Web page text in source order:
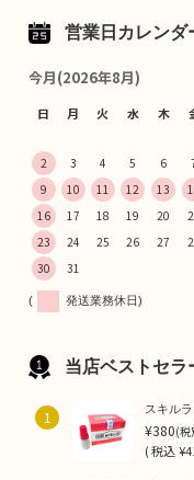
営業日カレンダ
今月(2026年8月)
日 月 火 水 木
2
3 4 5 6
9
10 11 12 13
16
17 18 19 20
23
24 25 26 27
30
31
( 発送業務休日)
当店ベストセラ
1 スキル
¥380(税
(税込